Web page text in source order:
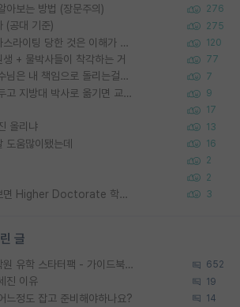
아보는 방법 (장문주의) 276
(공대 기준) 275
대학원생들 교수에게 가스라이팅 당한 것은 이해가 갑니다. 안타깝네요. 120
+ 물박사들이 착각하는 거 77
왜 후배가 못하는걸 교수님은 내 책임으로 돌리는걸까요? 7
SSH 박사과정을 그만두고 지방대 박사로 옮기면 교수의 꿈은 끝일까요? 9
17
올리냐 13
움많이됐는데 16
2
2
우리나라도 학구 열풍보면 Higher Doctorate 학위가 필요하다고 봅니다. 3
글
[무료] 2026 미국 대학원 유학 스타터팩 - 가이드북 & 합격자 컨택메일 템플릿 652
진 이유 19
느정도 잡고 준비해야하나요? 14